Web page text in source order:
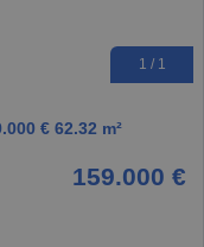
1 / 1
€ 62.32 m²
159.000 €